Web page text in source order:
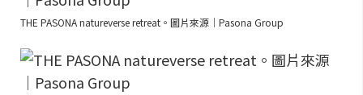
THE PASONA natureverse retreat。圖片來源｜Pasona Group